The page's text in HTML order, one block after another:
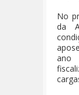
No
da
ano